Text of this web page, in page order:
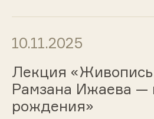
10.11.2025
Лекция «Живопись
Рамзана Ижаева —
рождения»